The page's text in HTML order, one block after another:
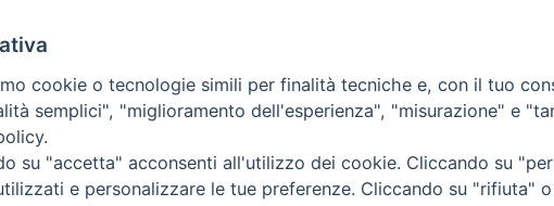
(BA)
Ufficio Comunicazioni
Piazza Giovene 4 – 70056
cookie o tecnologie simili per finalità tecniche e, con il tuo
semplici", "miglioramento dell'esperienza", "misurazione" e
su "accetta" acconsenti all'utilizzo dei cookie. Cliccando su
e personalizzare le tue preferenze. Cliccando su "rifiuta"